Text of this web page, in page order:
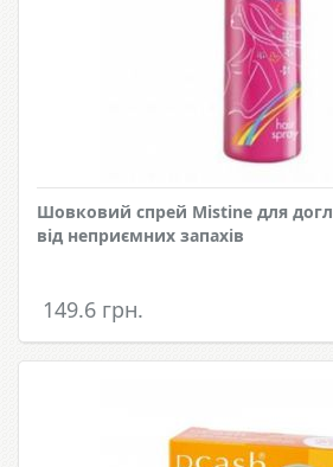
Шовковий спрей Mistine для
від неприємних запахів
149.6 грн.